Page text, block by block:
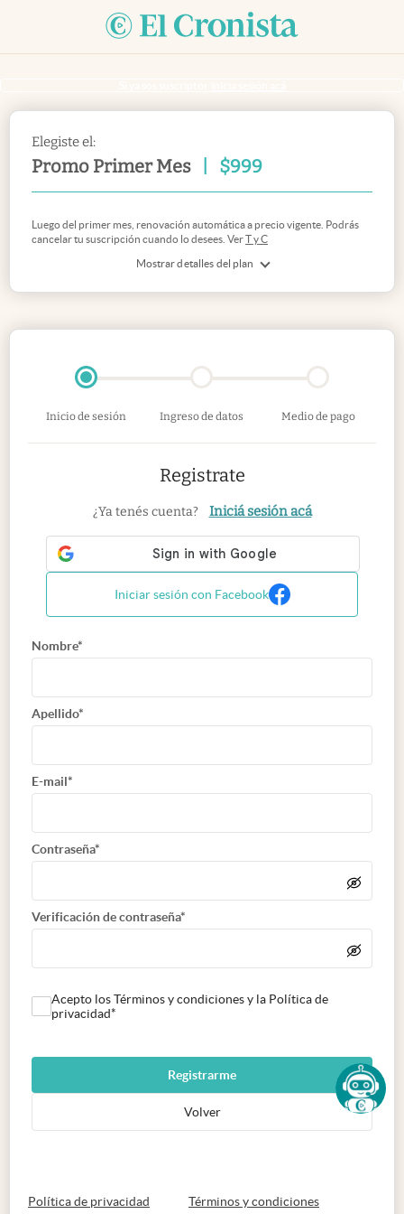
Elegiste el:
Promo Primer Mes $999
Mostrar detalles del plan
Luego del primer mes, renovación automática a precio vigente. Podrás
cancelar tu suscripción cuando lo desees. VerT y C
Inicio de sesión Ingreso de datos Medio de pago
Registrate
¿Ya tenés cuenta? Iniciá sesión acá
Iniciar sesión con Facebook
Nombre*
Apellido*
E-mail*
Contraseña*
Verificación de contraseña*
Acepto los Términos y condiciones y la Política de
privacidad*
Registrarme
Volver
Política de privacidad abre en nueva pestaña
Términos y condicionesabre en nueva